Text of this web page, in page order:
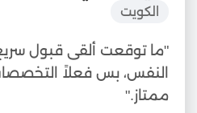
الكويت
"ما توقعت ألقى قبول
النفس، بس فعلاً
ممتاز."